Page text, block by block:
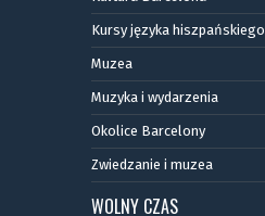
Kursy języka hiszpańskiego
Muzea
Muzyka i wydarzenia
Okolice Barcelony
Zwiedzanie i muzea
WOLNY CZAS